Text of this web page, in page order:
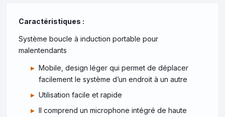
Caractéristiques :
Système boucle à induction portable pour
malentendants
Mobile, design léger qui permet de déplacer
facilement le système d’un endroit à un autre
Utilisation facile et rapide
Il comprend un microphone intégré de haute